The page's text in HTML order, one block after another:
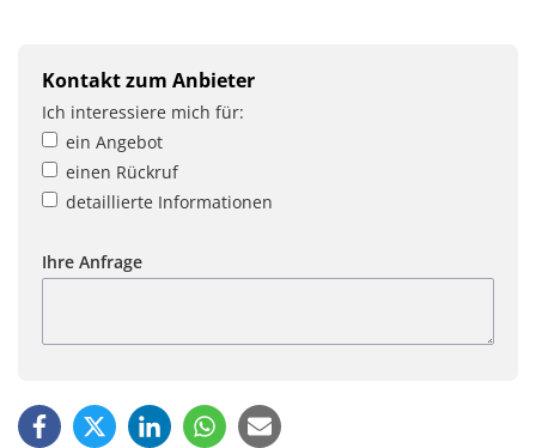
Kontakt zum Anbieter
Ich interessiere mich für:
ein Angebot
einen Rückruf
detaillierte Informationen
Ihre Anfrage